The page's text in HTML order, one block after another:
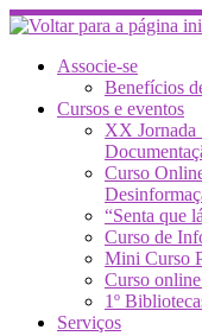
Skip
to
contentAssocie-se
Benefícios
Cursos e eventos
XX Jornada
Curso
“Senta que
Curso de
Mini Curso
Curso
1º
Serviços